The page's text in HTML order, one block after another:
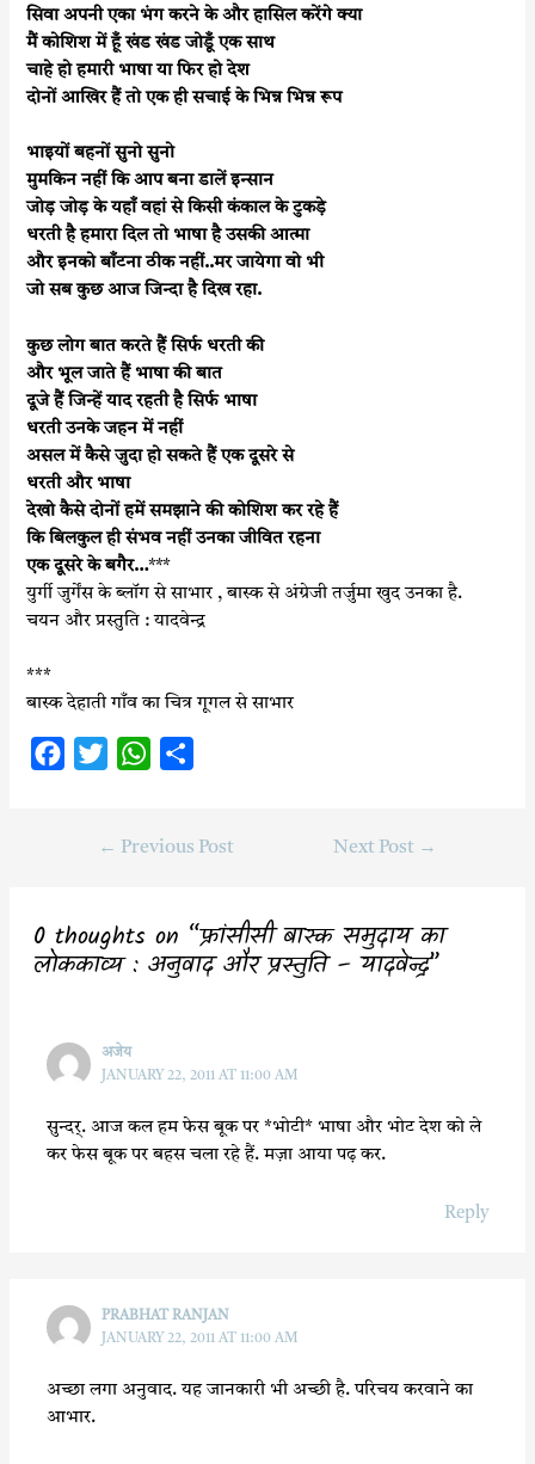
सिवा अपनी एका भंग करने के और हासिल करेंगे क्या
मैं कोशिश में हूँ खंड खंड जोडूँ एक साथ
चाहे हो हमारी भाषा या फिर हो देश
दोनों आखिर हैं तो एक ही सचाई के भिन्न भिन्न रूप
भाइयों बहनों सुनो सुनो
मुमकिन नहीं कि आप बना डालें इन्सान
जोड़ जोड़ के यहाँ वहां से किसी कंकाल के टुकड़े
धरती है हमारा दिल तो भाषा है उसकी आत्मा
और इनको बाँटना ठीक नहीं..मर जायेगा वो भी
जो सब कुछ आज जिन्दा है दिख रहा.
कुछ लोग बात करते हैं सिर्फ धरती की
और भूल जाते हैं भाषा की बात
दूजे हैं जिन्हें याद रहती है सिर्फ भाषा
धरती उनके जहन में नहीं
असल में कैसे जुदा हो सकते हैं एक दूसरे से
धरती और भाषा
देखो कैसे दोनों हमें समझाने की कोशिश कर रहे हैं
कि बिलकुल ही संभव नहीं उनका जीवित रहना
एक दूसरे के बगैर…***
युर्गी जुर्गेंस के ब्लॉग से साभार , बास्क से अंग्रेजी तर्जुमा खुद उनका है.
चयन और प्रस्तुति : यादवेन्द्र
***
बास्क देहाती गाँव का चित्र गूगल से साभार
o
t
r
W
t
p
r
← Previous Post Next Post →
0 thoughts on “फ्रांसीसी बास्क समुदाय का
लोककाव्य : अनुवाद और प्रस्तुति – यादवेन्द्र”
अजेय
JANUARY 22, 2011 AT 11:00 AM
सुन्दर्. आज कल हम फेस बूक पर *भोटी* भाषा और भोट देश को ले
कर फेस बूक पर बहस चला रहे हैं. मज़ा आया पढ़ कर.
Reply
PRABHAT RANJAN
JANUARY 22, 2011 AT 11:00 AM
अच्छा लगा अनुवाद. यह जानकारी भी अच्छी है. परिचय करवाने का
आभार.